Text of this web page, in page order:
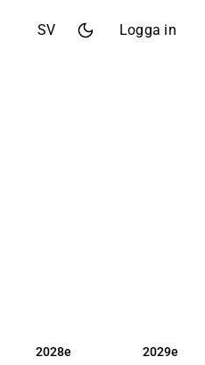
SV Logga in
2028e 2029e
2028e
2029e